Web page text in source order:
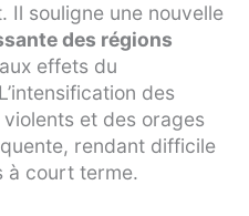
Il souligne une nouvelle
des régions
effets du
des
et des orages
rendant difficile
à court terme.